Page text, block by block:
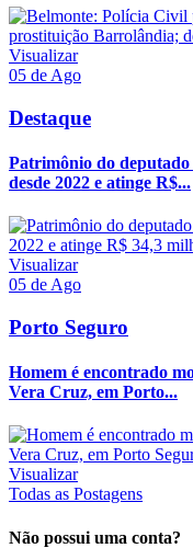
Visualizar
05 de Ago
Destaque
Patrimônio do
desde 2022 e atinge R$...
Visualizar
05 de Ago
Porto Seguro
Homem é encontrado
Vera Cruz, em Porto...
Visualizar
Todas as Postagens
Não possui uma conta?